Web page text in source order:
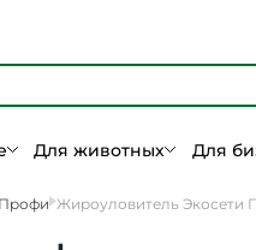
Для животных Для
Жироуловитель Экосети